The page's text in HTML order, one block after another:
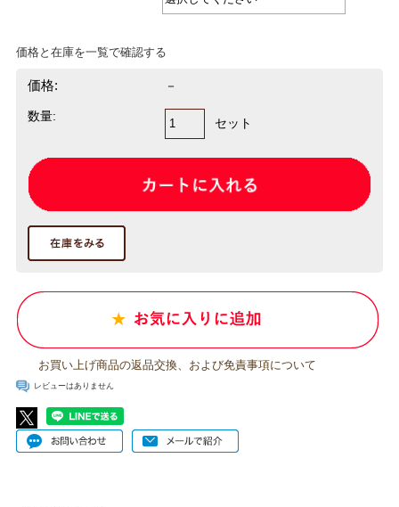
価格と在庫を一覧で確認する
価格: －
数量: セット
お買い上げ商品の返品交換、および免責事項について
レビューはありません